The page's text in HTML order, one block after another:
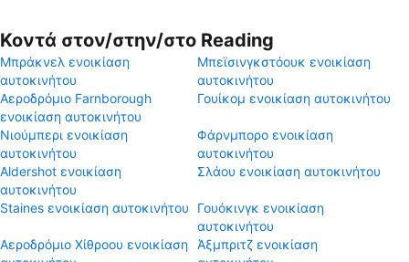
Κοντά στον/στην/στο Reading
Μπράκνελ ενοικίαση
αυτοκινήτου
Μπεϊσινγκστόουκ ενοικίαση
αυτοκινήτου
Αεροδρόμιο Farnborough
ενοικίαση αυτοκινήτου
Γουίκομ ενοικίαση αυτοκινήτου
Νιούμπερι ενοικίαση
αυτοκινήτου
Φάρνμπορο ενοικίαση
αυτοκινήτου
Aldershot ενοικίαση
αυτοκινήτου
Σλάου ενοικίαση αυτοκινήτου
Staines ενοικίαση αυτοκινήτου
Γουόκινγκ ενοικίαση
αυτοκινήτου
Αεροδρόμιο Χίθροου ενοικίαση Άξμπριτζ ενοικίαση